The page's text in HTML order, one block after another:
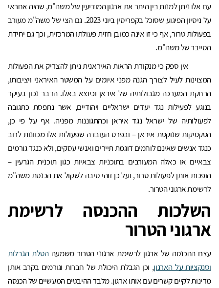
עם אלו ניתן למנות בין היתר את ארגון המודיעין של משה"מ, שהיה אחראי
על ניסיון הפיגוע שסוכל בקפריסין ביוני 2023. גם הצי של משה"מ מעורב
בפעולות טרור, אף כי זו אינה כמובן חזית פעולתו המרכזית, וכך גם יחידת
הסייבר של משה"מ.
אין ספק כי מנקודת הראות האיראנית ניתן להצדיק את הפעולות
המצוינות לעיל לצורך הגנה מפני איומים על המשטר האיראני ויציבותו,
הרחקת המערכה מגבולותיה של איראן וכיוצא באלו. הדבר נכון בעיקר
בנוגע לפעילות נגד יעדים ישראליים ויהודיים, אשר נתפסת כתגובה
לפעולותיה של ישראל נגד איראן וכהתגוננות מפניה. אף על פי כן,
הטקטיקות שנוקטת איראן – ובפרט העובדה שפעולות אלו מכוונות לרוב
כנגד אנשים שאינם לוחמים דוגמת תיירים ואנשי עסקים, ולא כנגד גורמים
צבאיים או כאלה המעורבים בתוכניות צבאיות כגון תוכנית הגרעין –
הופכות אותן לפעולות טרור, ועל כן זוהי סיבה לשקול את הכנסת משה"מ
לרשימת ארגוני הטרור.
השלכות ההכנסה לרשימת
ארגוני הטרור
עצם ההכנסה של ארגון לרשימת ארגוני הטרור משמעההטלת הגבלות
וסנקציות על הארגון, וכן הגבלת היכולת של חברות וגורמים בקרב אותן
מדינות לקיים קשרים עם אותו ארגון. מלבד ההיבטים המעשיים של הכנסה